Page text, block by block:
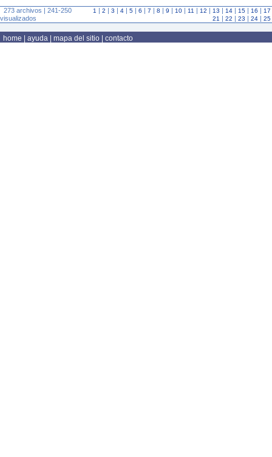
273 archivos | 241-250
visualizados
1 | 2 | 3 | 4 | 5 | 6 | 7 | 8 | 9 | 10 | 11 | 12 | 13 | 14 | 15 | 16 | 17
21 | 22 | 23 | 24 | 25
home ayuda mapa del sitio contacto